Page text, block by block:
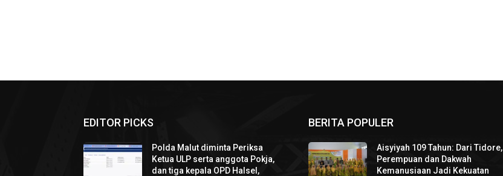
EDITOR PICKS
Polda Malut diminta Periksa
Ketua ULP serta anggota Pokja,
dan tiga kepala OPD Halsel,
BERITA POPULER
Aisyiyah 109 Tahun: Dari Tidore,
Perempuan dan Dakwah
Kemanusiaan Jadi Kekuatan